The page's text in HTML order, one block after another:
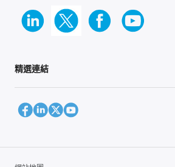
精選連結